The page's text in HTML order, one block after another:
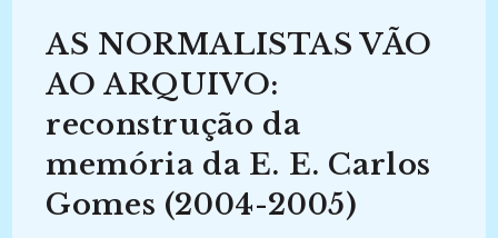
AS NORMALISTAS VÃO
AO ARQUIVO:
reconstrução da
memória da E. E. Carlos
Gomes (2004-2005)